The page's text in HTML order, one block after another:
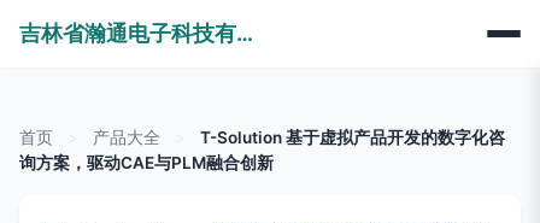
吉林省瀚通电子科技有限公司
首页 产品大全
T-Solution 基于虚拟产品开发的数字化咨
询方案，驱动CAE与PLM融合创新